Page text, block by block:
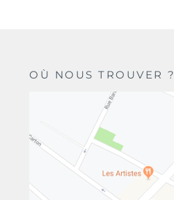
OÙ NOUS TROUVER ?